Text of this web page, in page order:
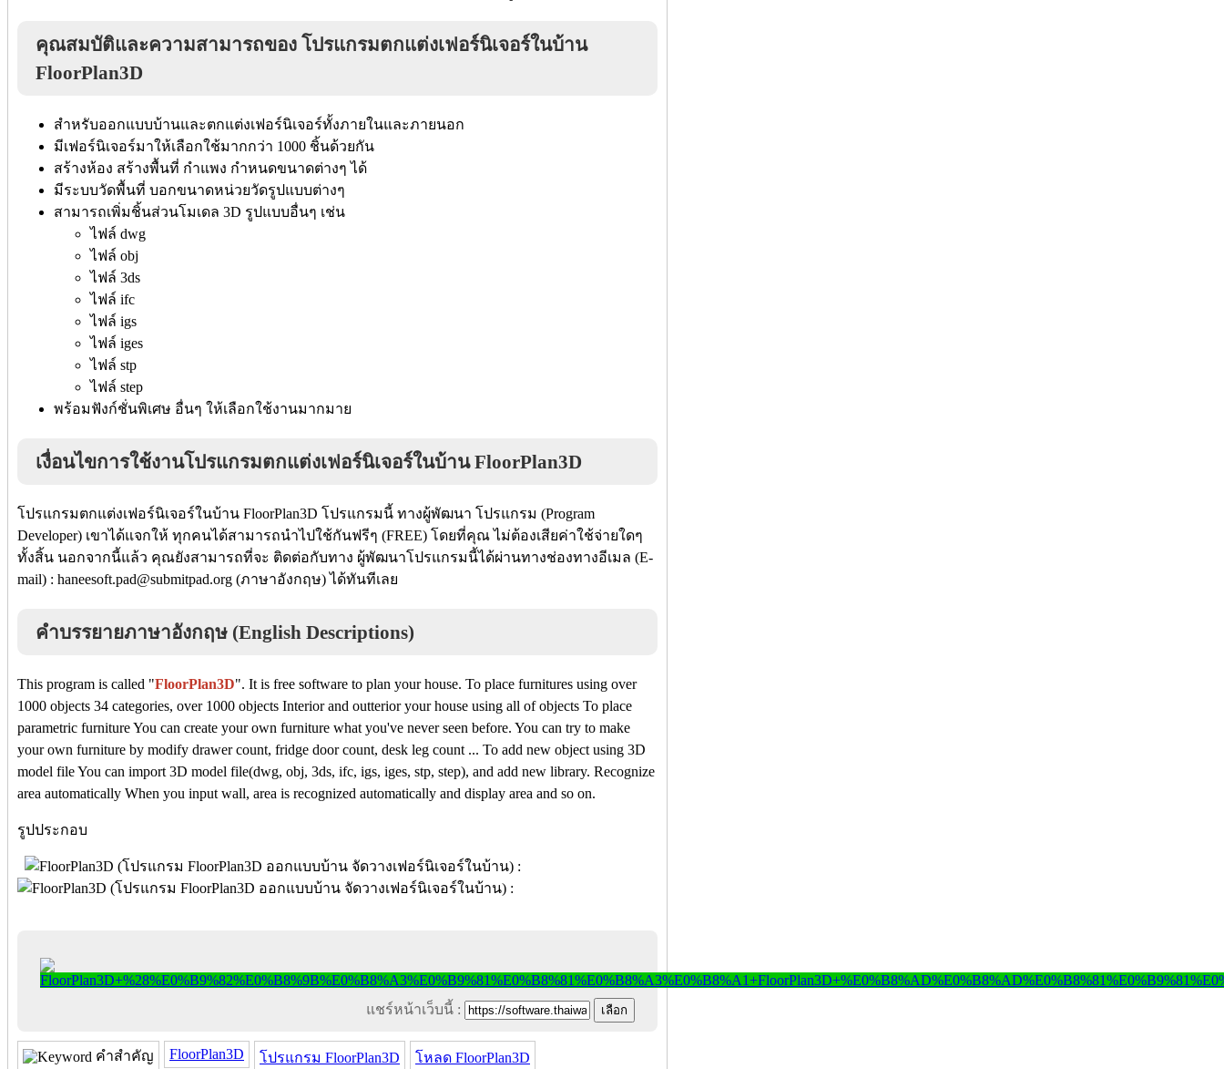
คุณสมบัติและความสามารถของ โปรแกรมตกแต่งเฟอร์นิเจอร์ในบ้าน
FloorPlan3D
สำหรับออกแบบบ้านและตกแต่งเฟอร์นิเจอร์ทั้งภายในและภายนอก
มีเฟอร์นิเจอร์มาให้เลือกใช้มากกว่า 1000 ชิ้นด้วยกัน
สร้างห้อง สร้างพื้นที่ กำแพง กำหนดขนาดต่างๆ ได้
มีระบบวัดพื้นที่ บอกขนาดหน่วยวัดรูปแบบต่างๆ
สามารถเพิ่มชิ้นส่วนโมเดล 3D รูปแบบอื่นๆ เช่น
ไฟล์ dwg
ไฟล์ obj
ไฟล์ 3ds
ไฟล์ ifc
ไฟล์ igs
ไฟล์ iges
ไฟล์ stp
ไฟล์ step
พร้อมฟังก์ชั่นพิเศษ อื่นๆ ให้เลือกใช้งานมากมาย
เงื่อนไขการใช้งานโปรแกรมตกแต่งเฟอร์นิเจอร์ในบ้าน FloorPlan3D
โปรแกรมตกแต่งเฟอร์นิเจอร์ในบ้าน FloorPlan3D โปรแกรมนี้ ทางผู้พัฒนา โปรแกรม (Program
Developer) เขาได้แจกให้ ทุกคนได้สามารถนำไปใช้กันฟรีๆ (FREE) โดยที่คุณ ไม่ต้องเสียค่าใช้จ่ายใดๆ
ทั้งสิ้น นอกจากนี้แล้ว คุณยังสามารถที่จะ ติดต่อกับทาง ผู้พัฒนาโปรแกรมนี้ได้ผ่านทางช่องทางอีเมล (E-
mail) : haneesoft.pad@submitpad.org (ภาษาอังกฤษ) ได้ทันทีเลย
คำบรรยายภาษาอังกฤษ (English Descriptions)
This program is called "FloorPlan3D". It is free software to plan your house. To place furnitures using over
1000 objects 34 categories, over 1000 objects Interior and outterior your house using all of objects To place
parametric furniture You can create your own furniture what you've never seen before. You can try to make
your own furniture by modify drawer count, fridge door count, desk leg count ... To add new object using 3D
model file You can import 3D model file(dwg, obj, 3ds, ifc, igs, iges, stp, step), and add new library. Recognize
area automatically When you input wall, area is recognized automatically and display area and so on.
รูปประกอบ
แชร์หน้าเว็บนี้ :
คำสำคัญ FloorPlan3D โปรแกรม FloorPlan3D โหลด FloorPlan3D